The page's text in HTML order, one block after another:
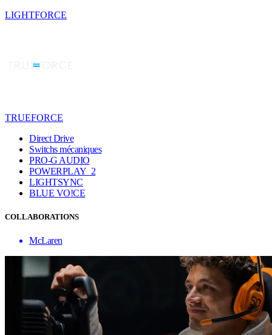
LIGHTFORCE
TRUEFORCE
Direct Drive
Switchs mécaniques
PRO-G AUDIO
POWERPLAY 2
LIGHTSYNC
BLUE VO!CE
COLLABORATIONS
McLaren